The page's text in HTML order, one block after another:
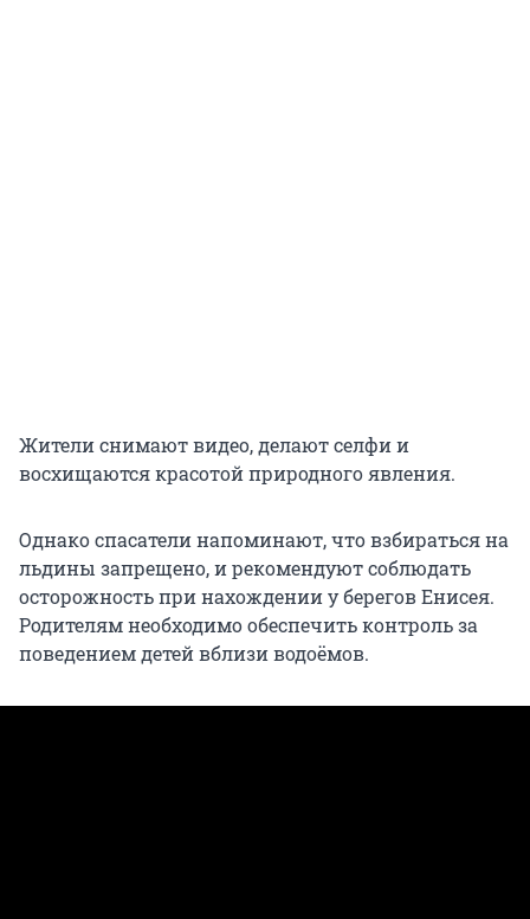
Жители снимают видео, делают селфи и
восхищаются красотой природного явления.
Однако спасатели напоминают, что взбираться на
льдины запрещено, и рекомендуют соблюдать
осторожность при нахождении у берегов Енисея.
Родителям необходимо обеспечить контроль за
поведением детей вблизи водоёмов.